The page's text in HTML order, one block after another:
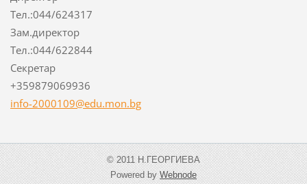
Тел.:044/624317
Зам.директор
Тел.:044/622844
Секретар
+359879069936
info-2000109@edu.mon.bg
© 2011 Н.ГЕОРГИЕВА
Powered byWebnode